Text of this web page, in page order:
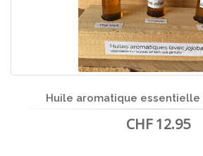
Huile aromatique essentielle
CHF 12.95